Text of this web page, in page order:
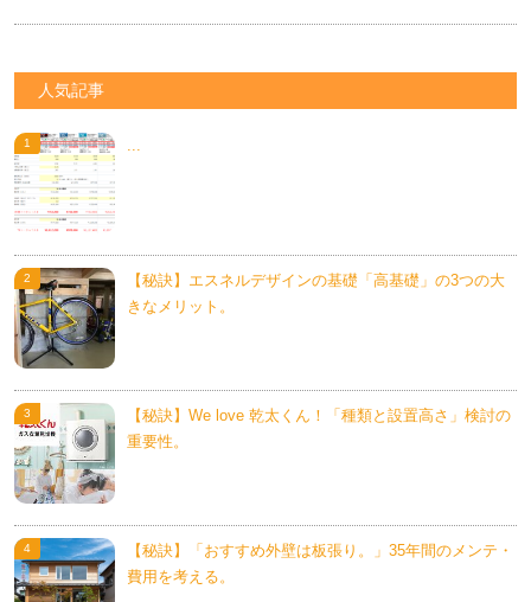
人気記事
...
【秘訣】エスネルデザインの基礎「高基礎」の3つの大
きなメリット。
【秘訣】We love 乾太くん！「種類と設置高さ」検討の
重要性。
【秘訣】「おすすめ外壁は板張り。」35年間のメンテ・
費用を考える。